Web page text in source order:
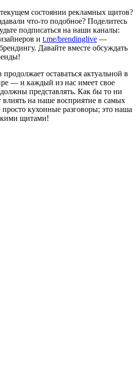
состоянии рекламных щитов?
что-то подобное? Поделитесь
подписаться на наши каналы:
и t.me/brendinglive —
Давайте вместе обсуждать
оставаться актуальной в
— и каждый из нас имеет свое
представлять. Как бы то ни
на наше восприятие в самых
кухонные разговоры; это наша
щитами!